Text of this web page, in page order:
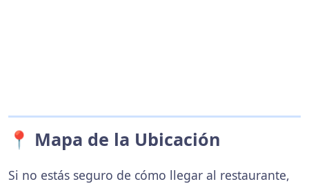
📍 Mapa de la Ubicación
Si no estás seguro de cómo llegar al restaurante,